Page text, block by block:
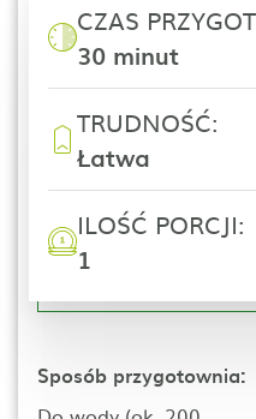
CZAS
30 minut
TRUDNOŚĆ:
Łatwa
ILOŚĆ PORCJI:
1
Sposób przygotownia: